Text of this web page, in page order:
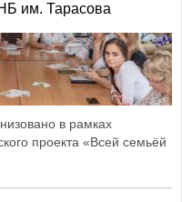
им. Тарасова
в рамках
проекта «Всей семьёй